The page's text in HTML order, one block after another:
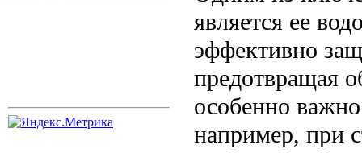
является ее
эффективно
предотвращая
особенно
например, при